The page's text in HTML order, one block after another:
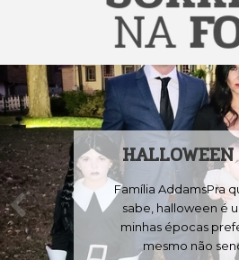
Família AddamsPra
sabe, halloween é
minhas épocas
mesmo não